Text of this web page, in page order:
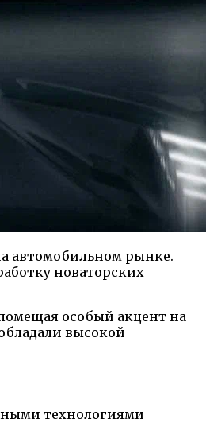
автомобильном рынке.
новаторских
особый акцент на
высокой
технологиями